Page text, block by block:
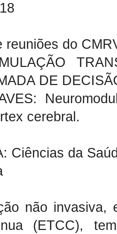
reuniões do
DE
cerebral.
Ciências da
não invasiva,
(ETCC),